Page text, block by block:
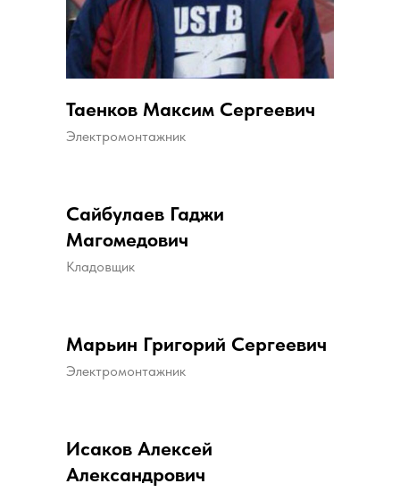
Таенков Максим Сергеевич
Электромонтажник
Сайбулаев Гаджи
Магомедович
Кладовщик
Марьин Григорий Сергеевич
Электромонтажник
Исаков Алексей
Александрович